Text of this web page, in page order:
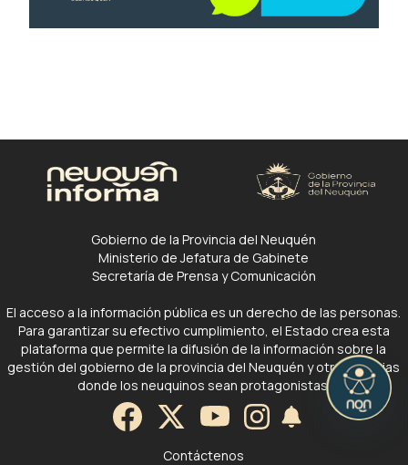
Gobierno de la Provincia del Neuquén
Ministerio de Jefatura de Gabinete
Secretaría de Prensa y Comunicación
El acceso a la información pública es un derecho de las personas.
Para garantizar su efectivo cumplimiento, el Estado crea esta
plataforma que permite la difusión de la información sobre la
gestión del gobierno de la provincia del Neuquén y otras noticias
donde los neuquinos sean protagonistas.
Contáctenos